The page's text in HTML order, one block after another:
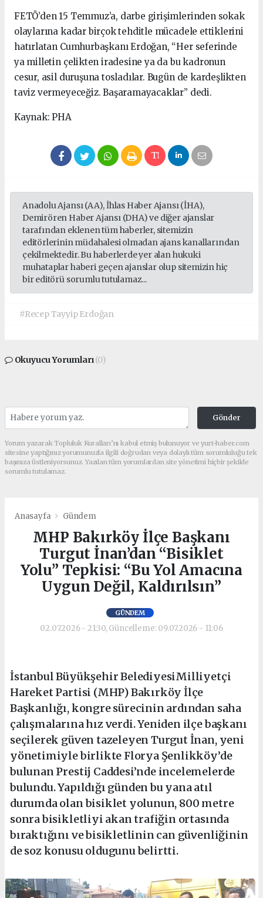
FETÖ’den 15 Temmuz’a, darbe girişimlerinden sokak
olaylarına kadar birçok tehditle mücadele ettiklerini
hatırlatan Cumhurbaşkanı Erdoğan, “Her seferinde
ya milletin çelikten iradesine ya da bu kadronun
cesur, asil duruşuna tosladılar. Bugün de kardeşlikten
taviz vermeyeceğiz. Başaramayacaklar” dedi.
Kaynak: PHA
Anadolu Ajansı (AA), İhlas Haber Ajansı (İHA),
Demirören Haber Ajansı (DHA) ve diğer ajanslar
tarafından eklenen tüm haberler, sitemizin
editörlerinin müdahalesi olmadan ajans kanallarından
çekilmektedir. Bu haberlerde yer alan hukuki
muhataplar haberi geçen ajanslar olup sitemizin hiç
bir editörü sorumlu tutulamaz...
#Recep Tayyip Erdoğan
Okuyucu Yorumları(0)
Gönder
Yorum yazarak Topluluk Kuralları’nı kabul etmiş bulunuyor ve yurt-haber.com
sitesine yaptığınız yorumunuzla ilgili doğrudan veya dolaylı tüm sorumluluğu tek
başınıza üstleniyorsunuz. Yazılan tüm yorumlardan site yönetimi hiçbir şekilde
sorumlu tutulamaz.
Anasayfa Gündem
MHP Bakırköy İlçe Başkanı
Turgut İnan’dan “Bisiklet
Yolu” Tepkisi: “Bu Yol Amacına
Uygun Değil, Kaldırılsın”
GÜNDEM
02.07.2026 - 21:30, Güncelleme: 09.07.2026 - 11:06
İstanbul Büyükşehir BelediyesiMilliyetçi
Hareket Partisi (MHP) Bakırköy İlçe
Başkanlığı, kongre sürecinin ardından saha
çalışmalarına hız verdi. Yeniden ilçe başkanı
seçilerek güven tazeleyen Turgut İnan, yeni
yönetimiyle birlikte Florya Şenlikköy’de
bulunan Prestij Caddesi’nde incelemelerde
bulundu. Yapıldığı günden bu yana atıl
durumda olan bisiklet yolunun, 800 metre
sonra bisikletliyi akan trafiğin ortasında
bıraktığını ve bisikletlinin can güvenliğinin
de soz konusu oldugunu belirtti.